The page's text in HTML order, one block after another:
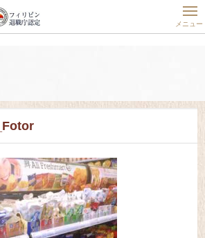
メニュー
向
％高い！？フィリピンの税金について